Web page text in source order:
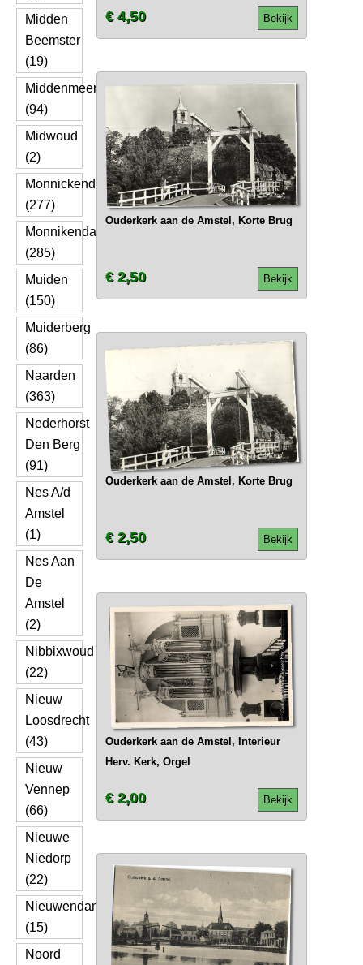
Midden
Beemster
(19)
Middenmeer
(94)
Midwoud
(2)
Monnickendam
(277)
Monnikendam
(285)
Muiden
(150)
Muiderberg
(86)
Naarden
(363)
Nederhorst
Den Berg
(91)
Nes A/d
Amstel
(1)
Nes Aan
De
Amstel
(2)
Nibbixwoud
(22)
Nieuw
Loosdrecht
(43)
Nieuw
Vennep
(66)
Nieuwe
Niedorp
(22)
Nieuwendam
(15)
Noord
Bekijk
€ 4,50
Ouderkerk aan de Amstel, Korte Brug
Bekijk
€ 2,50
Ouderkerk aan de Amstel, Korte Brug
Bekijk
€ 2,50
Ouderkerk aan de Amstel, Interieur
Herv. Kerk, Orgel
Bekijk
€ 2,00